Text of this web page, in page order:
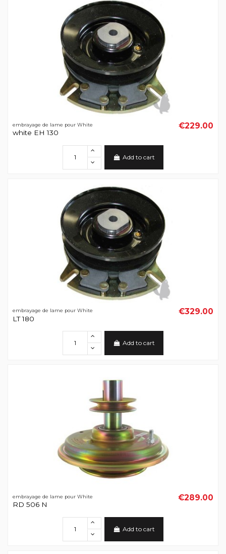
embrayage de lame pour White
white EH 130
€229.00
Add to cart
embrayage de lame pour White
LT 180
€329.00
Add to cart
embrayage de lame pour White
RD 506 N
€289.00
Add to cart